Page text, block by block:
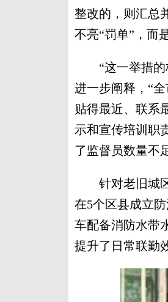
整改的，则汇总
不亮“罚单”，而
“这一举措的核
进一步阐释，“
贴得最近、联系
示和宣传培训职
了监督员数量不
针对老旧城区
在5个区县成立
车配备消防水带
提升了日常联勤